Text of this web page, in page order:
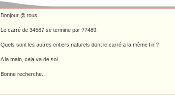
Bonjour @ tous.
Le carré de 34567 se termine par 77489.
Quels sont les autres entiers naturels dont le carré a la même fin ?
A la main, cela va de soi.
Bonne recherche.